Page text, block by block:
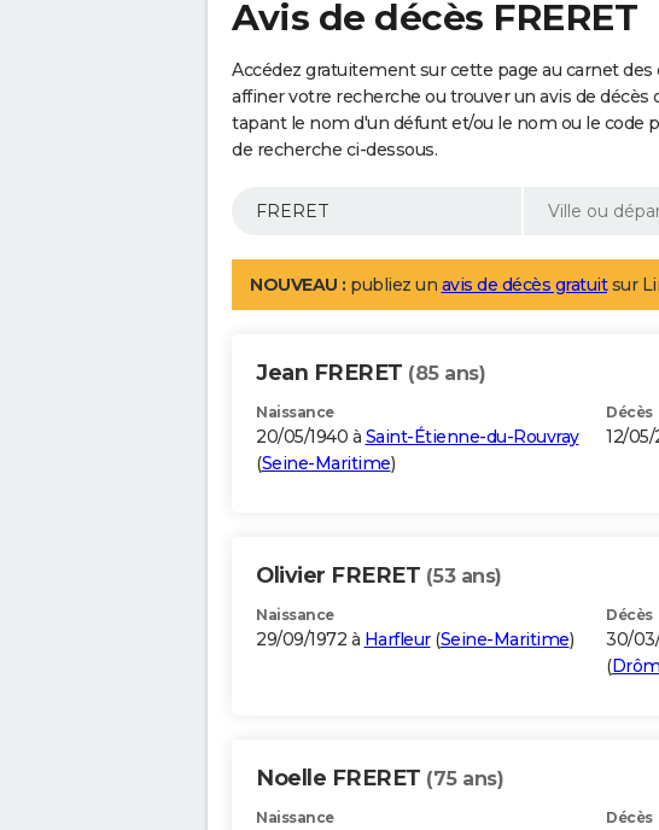
Avis de décès FRERET
Accédez gratuitement sur cette page au carnet des
affiner votre recherche ou trouver un avis de décès
tapant le nom d'un défunt et/ou le nom ou le code
de recherche ci-dessous.
NOUVEAU : publiez un avis de décès gratuitsur
Jean FRERET (85 ans)
Naissance
20/05/1940 à Saint-Étienne-du-Rouvray
(Seine-Maritime)
Décès
12/
Olivier FRERET (53 ans)
Naissance
29/09/1972 à Harfleur(Seine-Maritime)
Décès
30/
(
Noelle FRERET (75 ans)
Naissance Décès